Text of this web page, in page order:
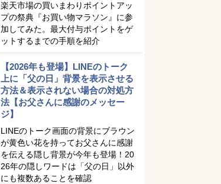
楽天市場の買いまわりポイントアッ
プの祭典『お買い物マラソン』に参
加してみた。最大付与ポイントをゲ
ットするまでの手順を紹介
【2026年も登場】LINEのトーク
上に「父の日」背景を表示させる
方法＆表示されない場合の対処方
法【お父さんに感謝のメッセー
ジ】
LINEのトーク画面の背景にブラウン
が黄色い花を持ってお父さんに感謝
を伝える隠し背景が今年も登場！20
26年の隠しワードは「父の日」以外
にも複数あることを確認